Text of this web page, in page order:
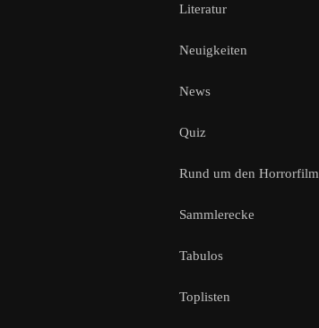
Literatur
Neuigkeiten
News
Quiz
Rund um den Horrorfilm
Sammlerecke
Tabulos
Toplisten